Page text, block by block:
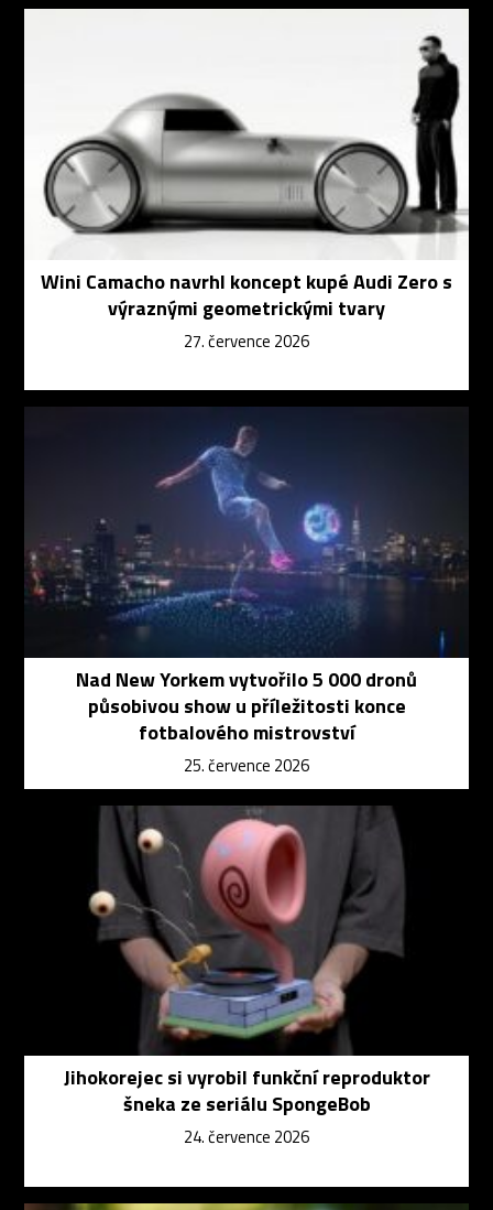
Wini Camacho navrhl koncept kupé Audi Zero s
výraznými geometrickými tvary
27. července 2026
Nad New Yorkem vytvořilo 5 000 dronů
působivou show u příležitosti konce
fotbalového mistrovství
25. července 2026
Jihokorejec si vyrobil funkční reproduktor
šneka ze seriálu SpongeBob
24. července 2026